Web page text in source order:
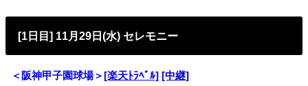
[1日目] 11月29日(水) セレモニー
＜阪神甲子園球場＞ [楽天ﾄﾗﾍﾞﾙ] [中継]